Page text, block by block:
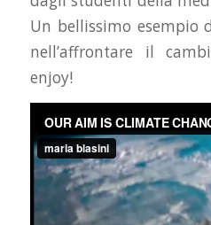
Un bellissimo esempio
nell’affrontare il
enjoy!